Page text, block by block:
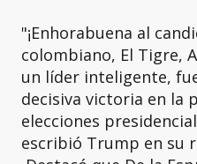
"¡Enhorabuena al
colombiano, El Tigre,
un líder inteligente,
decisiva victoria en la
elecciones
escribió Trump en su